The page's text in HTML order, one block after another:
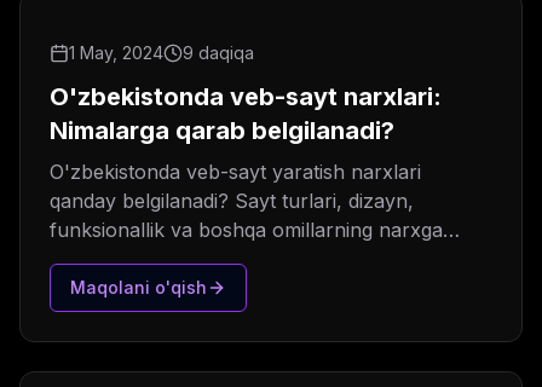
1 May, 2024 9 daqiqa
O'zbekistonda veb-sayt narxlari:
Nimalarga qarab belgilanadi?
O'zbekistonda veb-sayt yaratish narxlari
qanday belgilanadi? Sayt turlari, dizayn,
funksionallik va boshqa omillarning narxga
ta'siri haqida batafsil ma'lumot.
Maqolani o'qish